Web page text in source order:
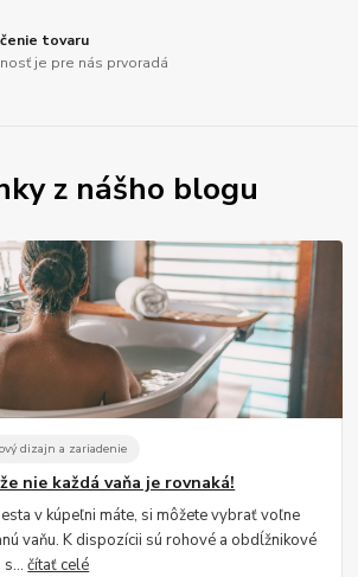
tovaru
je pre nás prvoradá
z nášho blogu
dizajn a zariadenie
nie každá vaňa je rovnaká!
v kúpeľni máte, si môžete vybrať voľne
vaňu. K dispozícii sú rohové a obdĺžnikové
s...čítať celé